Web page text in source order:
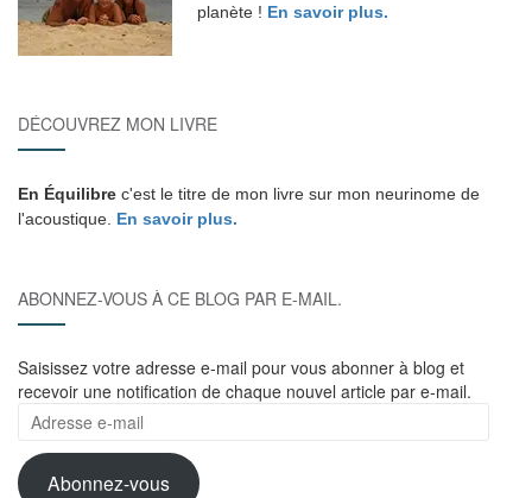
planète ! En savoir plus.
DÉCOUVREZ MON LIVRE
En Équilibre c'est le titre de mon livre sur mon neurinome de
l'acoustique. En savoir plus.
ABONNEZ-VOUS À CE BLOG PAR E-MAIL.
Saisissez votre adresse e-mail pour vous abonner à blog et
recevoir une notification de chaque nouvel article par e-mail.
Adresse
e-
mail
Abonnez-vous